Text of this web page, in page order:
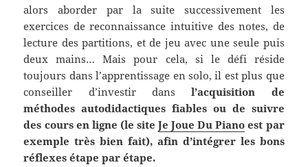
alors aborder par la suite successivement les
exercices de reconnaissance intuitive des notes, de
lecture des partitions, et de jeu avec une seule puis
deux mains… Mais pour cela, si le défi réside
toujours dans l’apprentissage en solo, il est plus que
conseiller d’investir dans l’acquisition de
méthodes autodidactiques fiables ou de suivre
des cours en ligne (le siteJe Joue Du Piano est par
exemple très bien fait), afin d’intégrer les bons
réflexes étape par étape.